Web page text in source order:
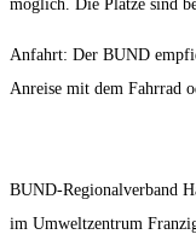
möglich. Die Plätze sind
Anfahrt: Der BUND
Anreise mit dem Fahrrad
BUND-Regionalverband
im Umweltzentrum